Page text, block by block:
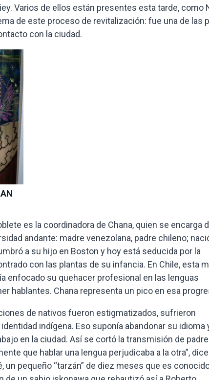
Varios de ellos están presentes esta tarde, como
de este proceso de revitalización: fue una de las
con la ciudad.
es la coordinadora de Chana, quien se encarga
andante: madre venezolana, padre chileno;
a su hijo en Boston y hoy está seducida por la
con las plantas de su infancia. En Chile, esta
enfocado su quehacer profesional en las lenguas
hablantes. Chana representa un pico en esa
de nativos fueron estigmatizados, sufrieron
indígena. Eso suponía abandonar su idioma
en la ciudad. Así se cortó la transmisión de
que hablar una lengua perjudicaba a la otra”, dice
un pequeño “tarzán” de diez meses que es